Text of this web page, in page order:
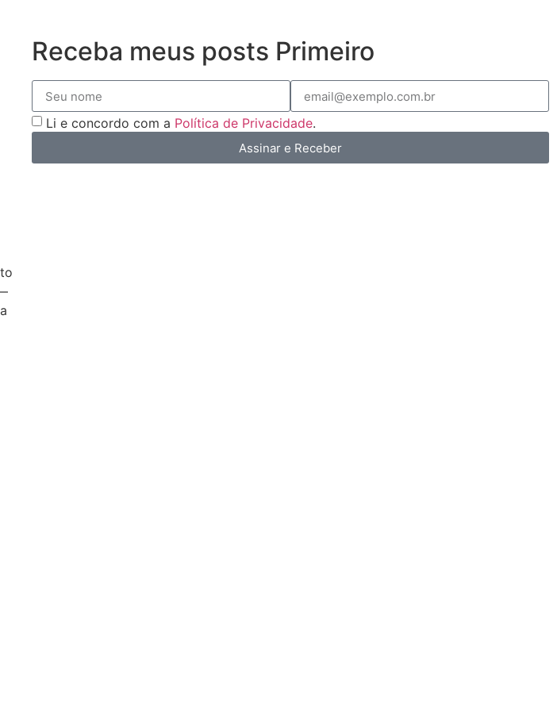
Receba meus posts Primeiro
Li e concordo com a Política de Privacidade.
Assinar e Receber